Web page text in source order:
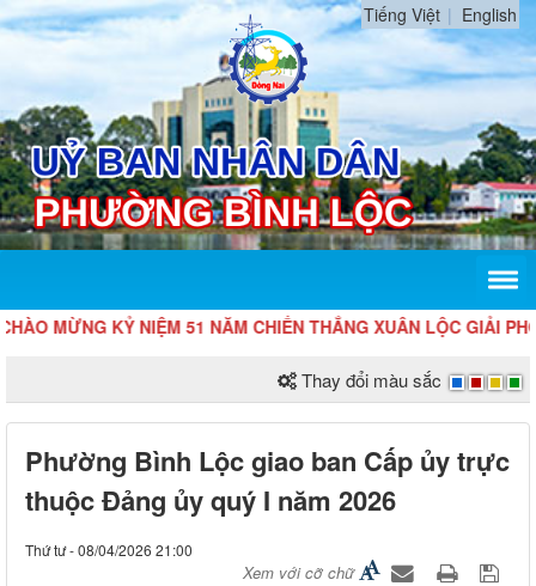
Tiếng Việt English
MỪNG KỶ NIỆM 51 NĂM CHIẾN THẮNG XUÂN LỘC GIẢI
Thay đổi màu sắc
Phường Bình Lộc giao ban Cấp ủy trực
thuộc Đảng ủy quý I năm 2026
Thứ tư - 08/04/2026 21:00
Xem với cỡ chữ